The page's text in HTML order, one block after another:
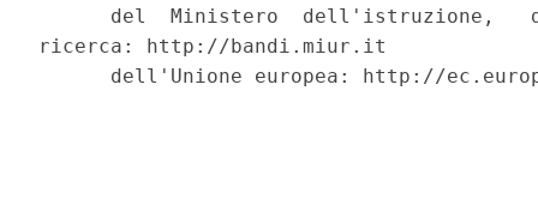
del  Ministero  dell'istruzione,
ricerca: http://bandi.miur.it
dell'Unione europea: http://